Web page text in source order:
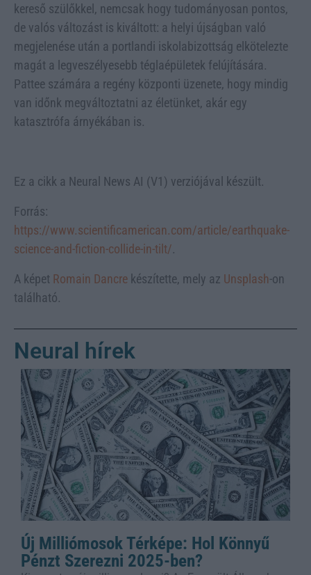
kereső szülőkkel, nemcsak hogy tudományosan pontos,
de valós változást is kiváltott: a helyi újságban való
megjelenése után a portlandi iskolabizottság elkötelezte
magát a legveszélyesebb téglaépületek felújítására.
Pattee számára a regény központi üzenete, hogy mindig
van időnk megváltoztatni az életünket, akár egy
katasztrófa árnyékában is.
Ez a cikk a Neural News AI (V1) verziójával készült.
Forrás:
https://www.scientificamerican.com/article/earthquake-
science-and-fiction-collide-in-tilt/.
A képet Romain Dancre készítette, mely az Unsplash-on
található.
Neural hírek
Új Milliómosok Térképe: Hol Könnyű
Pénzt Szerezni 2025-ben?